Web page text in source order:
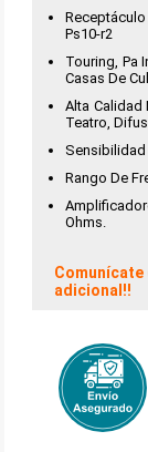
Ps10-r2
Touring, Pa
Casas De
Alta Calidad
Teatro,
Sensibilidad
Rango De
Ohms.
Comunícate
adicional!!